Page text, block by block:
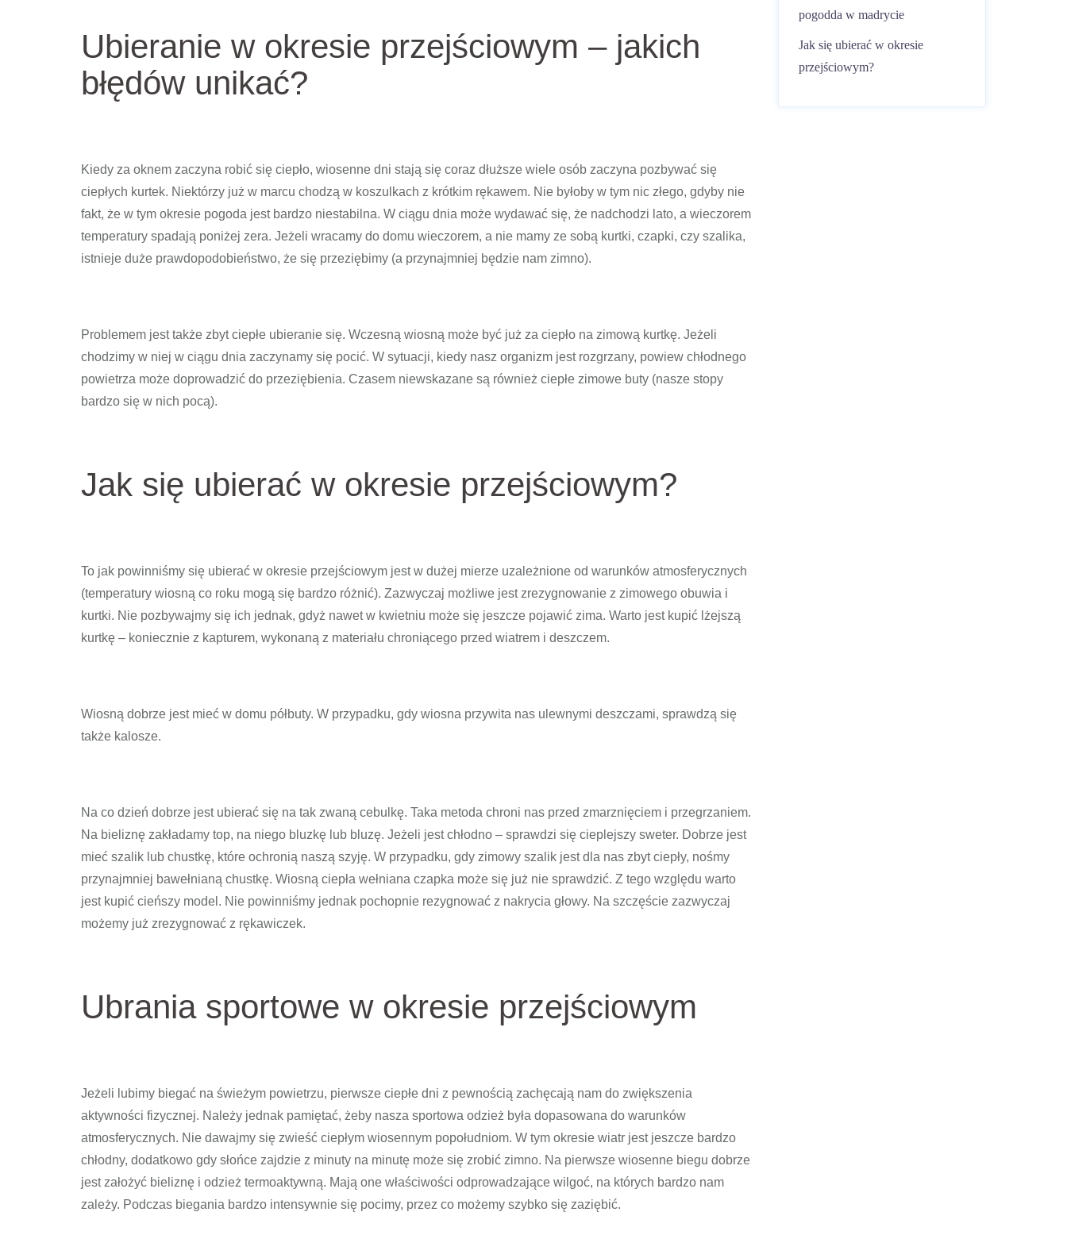
Ubieranie w okresie przejściowym – jakich
błędów unikać?
Kiedy za oknem zaczyna robić się ciepło, wiosenne dni stają się coraz dłuższe wiele osób zaczyna pozbywać się
ciepłych kurtek. Niektórzy już w marcu chodzą w koszulkach z krótkim rękawem. Nie byłoby w tym nic złego, gdyby nie
fakt, że w tym okresie pogoda jest bardzo niestabilna. W ciągu dnia może wydawać się, że nadchodzi lato, a wieczorem
temperatury spadają poniżej zera. Jeżeli wracamy do domu wieczorem, a nie mamy ze sobą kurtki, czapki, czy szalika,
istnieje duże prawdopodobieństwo, że się przeziębimy (a przynajmniej będzie nam zimno).
Problemem jest także zbyt ciepłe ubieranie się. Wczesną wiosną może być już za ciepło na zimową kurtkę. Jeżeli
chodzimy w niej w ciągu dnia zaczynamy się pocić. W sytuacji, kiedy nasz organizm jest rozgrzany, powiew chłodnego
powietrza może doprowadzić do przeziębienia. Czasem niewskazane są również ciepłe zimowe buty (nasze stopy
bardzo się w nich pocą).
Jak się ubierać w okresie przejściowym?
To jak powinniśmy się ubierać w okresie przejściowym jest w dużej mierze uzależnione od warunków atmosferycznych
(temperatury wiosną co roku mogą się bardzo różnić). Zazwyczaj możliwe jest zrezygnowanie z zimowego obuwia i
kurtki. Nie pozbywajmy się ich jednak, gdyż nawet w kwietniu może się jeszcze pojawić zima. Warto jest kupić lżejszą
kurtkę – koniecznie z kapturem, wykonaną z materiału chroniącego przed wiatrem i deszczem.
Wiosną dobrze jest mieć w domu półbuty. W przypadku, gdy wiosna przywita nas ulewnymi deszczami, sprawdzą się
także kalosze.
Na co dzień dobrze jest ubierać się na tak zwaną cebulkę. Taka metoda chroni nas przed zmarznięciem i przegrzaniem.
Na bieliznę zakładamy top, na niego bluzkę lub bluzę. Jeżeli jest chłodno – sprawdzi się cieplejszy sweter. Dobrze jest
mieć szalik lub chustkę, które ochronią naszą szyję. W przypadku, gdy zimowy szalik jest dla nas zbyt ciepły, nośmy
przynajmniej bawełnianą chustkę. Wiosną ciepła wełniana czapka może się już nie sprawdzić. Z tego względu warto
jest kupić cieńszy model. Nie powinniśmy jednak pochopnie rezygnować z nakrycia głowy. Na szczęście zazwyczaj
możemy już zrezygnować z rękawiczek.
Ubrania sportowe w okresie przejściowym
Jeżeli lubimy biegać na świeżym powietrzu, pierwsze ciepłe dni z pewnością zachęcają nam do zwiększenia
aktywności fizycznej. Należy jednak pamiętać, żeby nasza sportowa odzież była dopasowana do warunków
atmosferycznych. Nie dawajmy się zwieść ciepłym wiosennym popołudniom. W tym okresie wiatr jest jeszcze bardzo
chłodny, dodatkowo gdy słońce zajdzie z minuty na minutę może się zrobić zimno. Na pierwsze wiosenne biegu dobrze
jest założyć bieliznę i odzież termoaktywną. Mają one właściwości odprowadzające wilgoć, na których bardzo nam
zależy. Podczas biegania bardzo intensywnie się pocimy, przez co możemy szybko się zaziębić.
pogodda w madrycie
Jak się ubierać w okresie
przejściowym?